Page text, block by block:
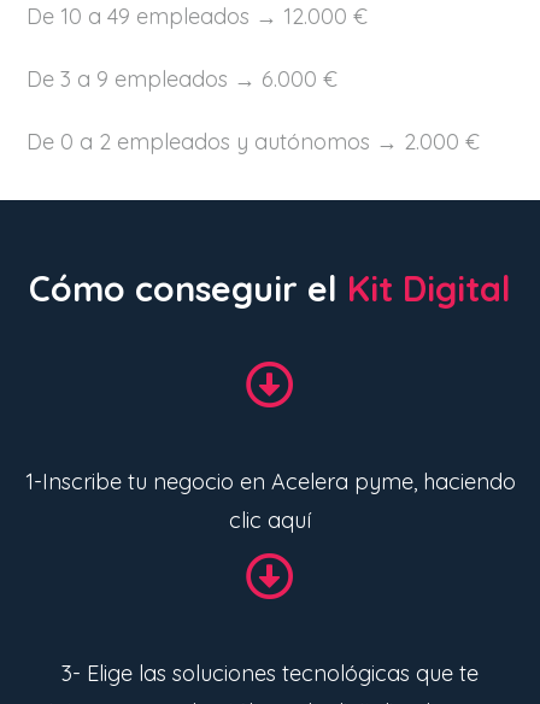
De 10 a 49 empleados → 12.000 €
De 3 a 9 empleados → 6.000 €
De 0 a 2 empleados y autónomos → 2.000 €
Cómo conseguir el Kit Digital
1-Inscribe tu negocio en Acelera pyme, haciendo
clic aquí
3- Elige las soluciones tecnológicas que te